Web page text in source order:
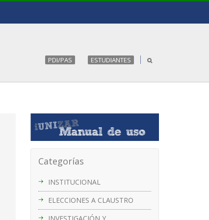
PDI/PAS ESTUDIANTES
Categorías
INSTITUCIONAL
ELECCIONES A CLAUSTRO